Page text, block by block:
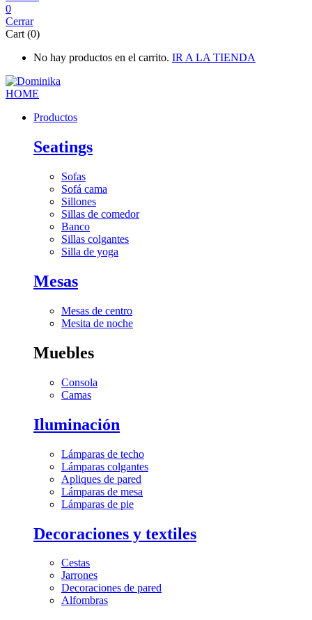
0
Cerrar
Cart (0)
No hay productos en el carrito. IR A LA TIENDA
Productos
Seatings
Sofas
Sofá cama
Sillones
Sillas de comedor
Banco
Sillas colgantes
Silla de yoga
Mesas
Mesas de centro
Mesita de noche
Muebles
Consola
Camas
Iluminación
Lámparas de techo
Lámparas colgantes
Apliques de pared
Lámparas de mesa
Lámparas de pie
Decoraciones y textiles
Cestas
Jarrones
Decoraciones de pared
Alfombras